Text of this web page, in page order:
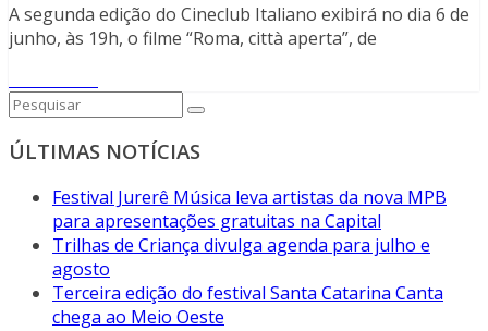
A segunda edição do Cineclub Italiano exibirá no dia 6 de
junho, às 19h, o filme “Roma, città aperta”, de
ÚLTIMAS NOTÍCIAS
Festival Jurerê Música leva artistas da nova MPB
para apresentações gratuitas na Capital
Trilhas de Criança divulga agenda para julho e
agosto
Terceira edição do festival Santa Catarina Canta
chega ao Meio Oeste